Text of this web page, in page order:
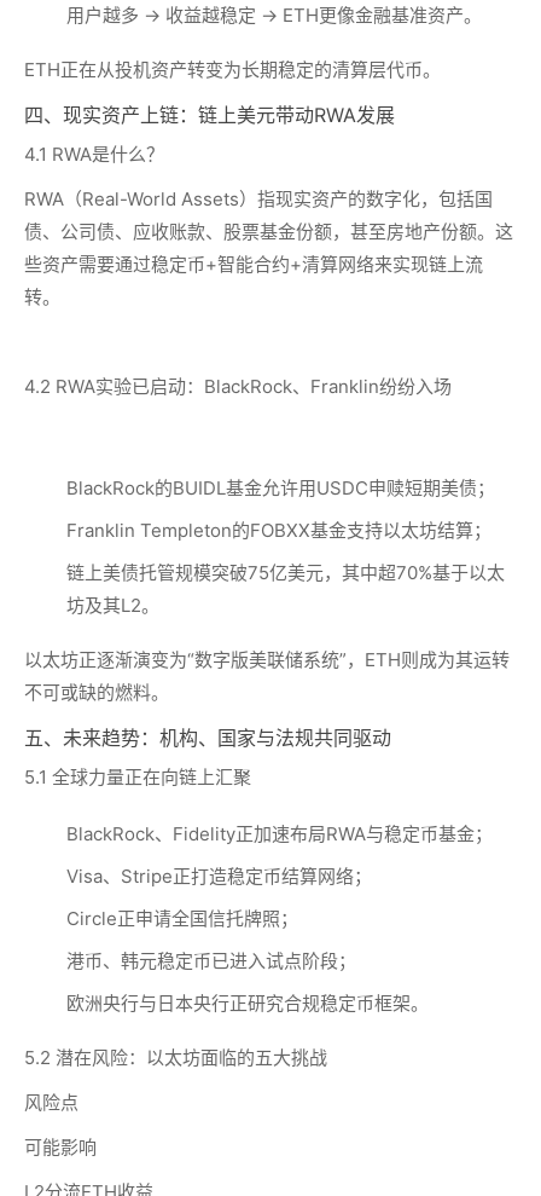
用户越多 → 收益越稳定 → ETH更像金融基准资产。
ETH正在从投机资产转变为长期稳定的清算层代币。
四、现实资产上链：链上美元带动RWA发展
4.1 RWA是什么？
RWA（Real-World Assets）指现实资产的数字化，包括国
债、公司债、应收账款、股票基金份额，甚至房地产份额。这
些资产需要通过稳定币+智能合约+清算网络来实现链上流
转。
4.2 RWA实验已启动：BlackRock、Franklin纷纷入场
BlackRock的BUIDL基金允许用USDC申赎短期美债；
Franklin Templeton的FOBXX基金支持以太坊结算；
链上美债托管规模突破75亿美元，其中超70%基于以太
坊及其L2。
以太坊正逐渐演变为“数字版美联储系统”，ETH则成为其运转
不可或缺的燃料。
五、未来趋势：机构、国家与法规共同驱动
5.1 全球力量正在向链上汇聚
BlackRock、Fidelity正加速布局RWA与稳定币基金；
Visa、Stripe正打造稳定币结算网络；
Circle正申请全国信托牌照；
港币、韩元稳定币已进入试点阶段；
欧洲央行与日本央行正研究合规稳定币框架。
5.2 潜在风险：以太坊面临的五大挑战
风险点
可能影响